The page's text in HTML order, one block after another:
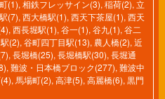
(1), 相鉄フレッサイン(3), 稲荷(2), 立
(7), 西大橋駅(1), 西天下茶屋(1), 西天
, 西長堀駅(1), 谷一(1), 谷九(1), 谷二
(2), 谷町四丁目駅(13), 農人橋(2), 近
, 長堀橋(25), 長堀橋駅(30), 長堀通
, 難波・日本橋ブロック(277), 難波中
, 馬場町(2), 高津(5), 高麗橋(6), 黒門